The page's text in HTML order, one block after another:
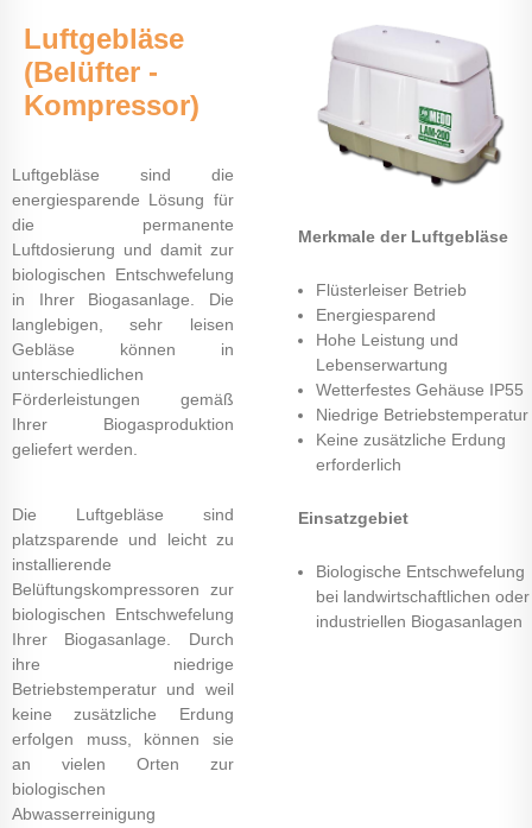
Luftgebläse
(Belüfter -
Kompressor)
Luftgebläse sind die
energiesparende Lösung für
die permanente
Luftdosierung und damit zur
biologischen Entschwefelung
in Ihrer Biogasanlage. Die
langlebigen, sehr leisen
Gebläse können in
unterschiedlichen
Förderleistungen gemäß
Ihrer Biogasproduktion
geliefert werden.
Die Luftgebläse sind
platzsparende und leicht zu
installierende
Belüftungskompressoren zur
biologischen Entschwefelung
Ihrer Biogasanlage. Durch
ihre niedrige
Betriebstemperatur und weil
keine zusätzliche Erdung
erfolgen muss, können sie
an vielen Orten zur
biologischen
Abwasserreinigung
Merkmale der Luftgebläse
Flüsterleiser Betrieb
Energiesparend
Hohe Leistung und
Lebenserwartung
Wetterfestes Gehäuse IP55
Niedrige Betriebstemperatur
Keine zusätzliche Erdung
erforderlich
Einsatzgebiet
Biologische Entschwefelung
bei landwirtschaftlichen oder
industriellen Biogasanlagen